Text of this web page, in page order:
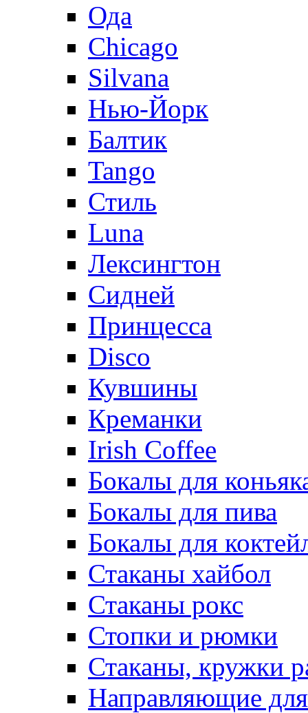
Ода
Chicago
Silvana
Нью-Йорк
Балтик
Tango
Стиль
Luna
Лексингтон
Сидней
Принцесса
Disco
Кувшины
Креманки
Irish Coffee
Бокалы для
Бокалы для пива
Бокалы для
Стаканы хайбол
Стаканы рокс
Стопки и рюмки
Стаканы, кружки
Направляющие